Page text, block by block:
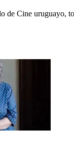
de Cine uruguayo,